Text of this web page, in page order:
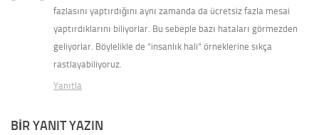
fazlasını yaptırdığını aynı zamanda da ücretsiz fazla mesai
yaptırdıklarını biliyorlar. Bu sebeple bazı hataları görmezden
geliyorlar. Böylelikle de “insanlık hali” örneklerine sıkça
rastlayabiliyoruz.
Yanıtla
BIR YANIT YAZIN